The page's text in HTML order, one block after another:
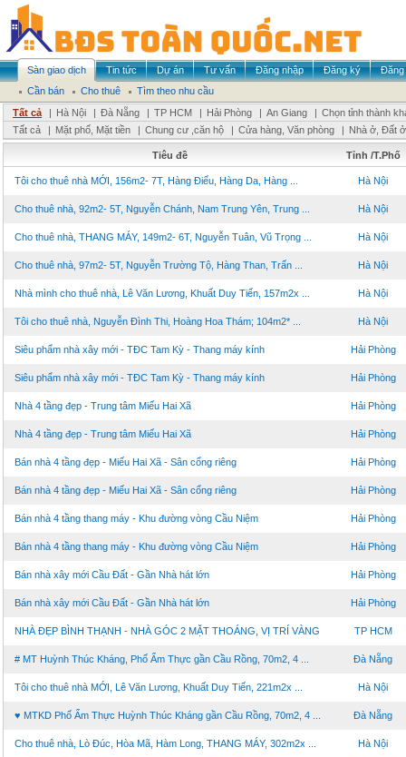
Sàn giao dịch Tin tức Dự án Tư vấn Đăng nhập Đăng ký
Đăng
Cần bán
Cho thuê
Tìm theo nhu cầu
Tất cả
| Hà Nội | Đà Nẵng | TP HCM | Hải Phòng | An Giang | Chọn tỉnh thành
Tất cả
| Mặt phố, Mặt tiền | Chung cư ,căn hộ | Cửa hàng, Văn phòng | Nhà ở, Đất ở
Tiêu đề Tỉnh /T.Phố
Tôi cho thuê nhà MỚI, 156m2- 7T, Hàng Điếu, Hàng Da, Hàng ... Hà Nội
Cho thuê nhà, 92m2- 5T, Nguyễn Chánh, Nam Trung Yên, Trung ... Hà Nội
Cho thuê nhà, THANG MÁY, 149m2- 6T, Nguyễn Tuân, Vũ Trọng ... Hà Nội
Cho thuê nhà, 97m2- 5T, Nguyễn Trường Tộ, Hàng Than, Trấn ... Hà Nội
Nhà mình cho thuê nhà, Lê Văn Lương, Khuất Duy Tiến, 157m2x ... Hà Nội
Tôi cho thuê nhà, Nguyễn Đình Thi, Hoàng Hoa Thám; 104m2* ... Hà Nội
Siêu phẩm nhà xây mới - TĐC Tam Kỳ - Thang máy kính Hải Phòng
Siêu phẩm nhà xây mới - TĐC Tam Kỳ - Thang máy kính Hải Phòng
Nhà 4 tầng đẹp - Trung tâm Miếu Hai Xã Hải Phòng
Nhà 4 tầng đẹp - Trung tâm Miếu Hai Xã Hải Phòng
Bán nhà 4 tầng đẹp - Miếu Hai Xã - Sân cổng riêng Hải Phòng
Bán nhà 4 tầng đẹp - Miếu Hai Xã - Sân cổng riêng Hải Phòng
Bán nhà 4 tầng thang máy - Khu đường vòng Cầu Niệm Hải Phòng
Bán nhà 4 tầng thang máy - Khu đường vòng Cầu Niệm Hải Phòng
Bán nhà xây mới Cầu Đất - Gần Nhà hát lớn Hải Phòng
Bán nhà xây mới Cầu Đất - Gần Nhà hát lớn Hải Phòng
NHÀ ĐẸP BÌNH THẠNH - NHÀ GÓC 2 MẶT THOÁNG, VỊ TRÍ VÀNG TP HCM
# MT Huỳnh Thúc Kháng, Phố Ẩm Thực gần Cầu Rồng, 70m2, 4 ... Đà Nẵng
Tôi cho thuê nhà MỚI, Lê Văn Lương, Khuất Duy Tiến, 221m2x ... Hà Nội
♥ MTKD Phố Ẩm Thực Huỳnh Thúc Kháng gần Cầu Rồng, 70m2, 4 ... Đà Nẵng
Cho thuê nhà, Lò Đúc, Hòa Mã, Hàm Long, THANG MÁY, 302m2x ... Hà Nội